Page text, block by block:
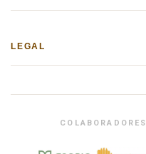
LEGAL